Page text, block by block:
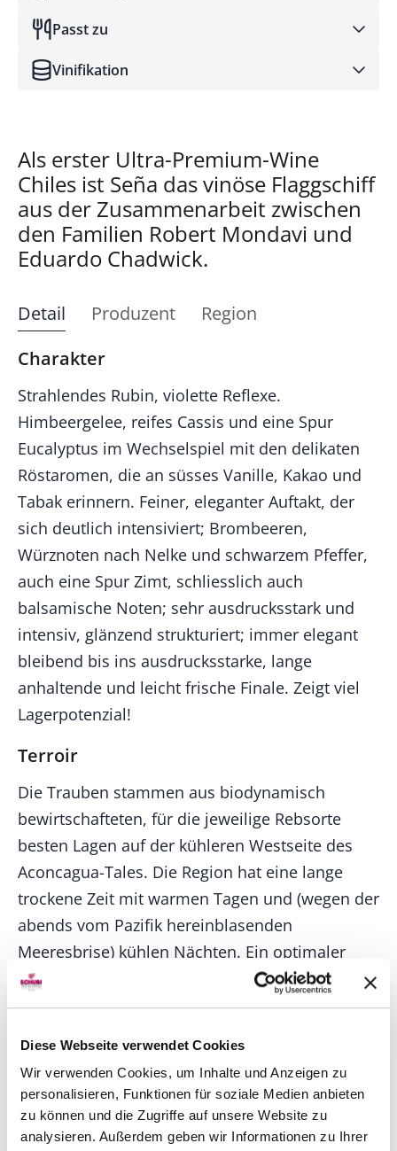
Diese Webseite verwendet Cookies
Wir verwenden Cookies, um Inhalte und Anzeigen zu
personalisieren, Funktionen für soziale Medien anbieten
zu können und die Zugriffe auf unsere Website zu
analysieren. Außerdem geben wir Informationen zu Ihrer
Robert Parker
Passt zu
Vinifikation
Als erster Ultra-Premium-Wine
Chiles ist Seña das vinöse Flaggschiff
aus der Zusammenarbeit zwischen
den Familien Robert Mondavi und
Eduardo Chadwick.
Detail Produzent
Region
Charakter
Strahlendes Rubin, violette Reflexe.
Himbeergelee, reifes Cassis und eine Spur
Eucalyptus im Wechselspiel mit den delikaten
Röstaromen, die an süsses Vanille, Kakao und
Tabak erinnern. Feiner, eleganter Auftakt, der
sich deutlich intensiviert; Brombeeren,
Würznoten nach Nelke und schwarzem Pfeffer,
auch eine Spur Zimt, schliesslich auch
balsamische Noten; sehr ausdrucksstark und
intensiv, glänzend strukturiert; immer elegant
bleibend bis ins ausdrucksstarke, lange
anhaltende und leicht frische Finale. Zeigt viel
Lagerpotenzial!
Terroir
Die Trauben stammen aus biodynamisch
bewirtschafteten, für die jeweilige Rebsorte
besten Lagen auf der kühleren Westseite des
Aconcagua-Tales. Die Region hat eine lange
trockene Zeit mit warmen Tagen und (wegen der
abends vom Pazifik hereinblasenden
Meeresbrise) kühlen Nächten. Ein optimaler
Standort für Cabernet Sauvignon, Syrah und
Carmenere.
Geschichte
Eduardo Chadwick, einer der angesehendsten
Weinproduzenten Chiles, hat sich (mit
Unterstützung von Robert Mondavi) mit diesem